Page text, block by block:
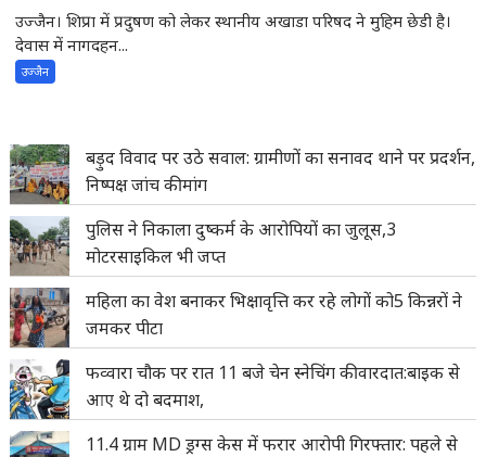
की अपेक्षा में शिप्रा में प्रदुषण -स्थानीय अखाडा परिषद के
अध्यक्ष ने मुख्यमंत्री से चर्चाकर पूरे मामले से अवगत करवाया
उज्जैन। शिप्रा में प्रदुषण को लेकर स्थानीय अखाडा परिषद ने मुहिम छेडी है।
देवास में नागदहन...
उज्जैन
बड़ुद विवाद पर उठे सवाल: ग्रामीणों का सनावद थाने पर प्रदर्शन,
निष्पक्ष जांच की मांग
पुलिस ने निकाला दुष्कर्म के आरोपियों का जुलूस,3
मोटरसाइकिल भी जप्त
महिला का वेश बनाकर भिक्षावृत्ति कर रहे लोगों को5 किन्नरों ने
जमकर पीटा
फव्वारा चौक पर रात 11 बजे चेन स्नेचिंग की वारदात:बाइक से
आए थे दो बदमाश,
11.4 ग्राम MD ड्रग्स केस में फरार आरोपी गिरफ्तार: पहले से